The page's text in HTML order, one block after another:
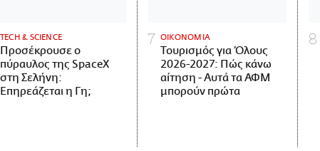
ΤECH & SCIENCE
Προσέκρουσε ο
πύραυλος της SpaceX
στη Σελήνη:
Επηρεάζεται η Γη;
ΟΙΚΟΝΟΜΙΑ
Τουρισμός για Όλους
2026-2027: Πώς κάνω
αίτηση - Αυτά τα ΑΦΜ
μπορούν πρώτα